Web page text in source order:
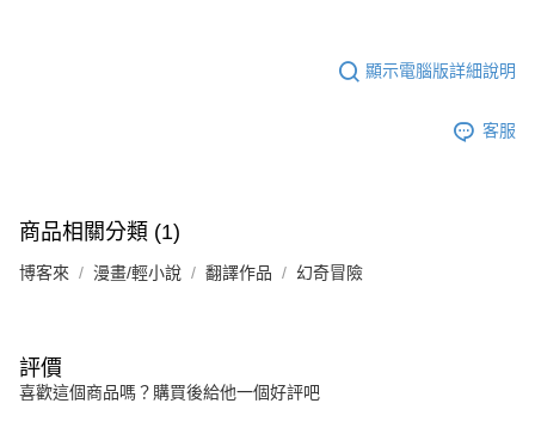
顯示電腦版詳細說明
客服
商品相關分類 (1)
博客來 漫畫/輕小說 翻譯作品 幻奇冒險
評價
喜歡這個商品嗎？購買後給他一個好評吧